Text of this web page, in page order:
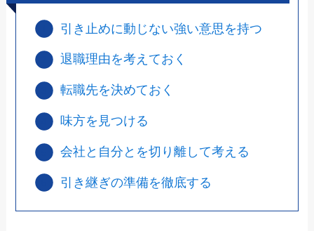
引き止めに動じない強い意思を持つ
退職理由を考えておく
転職先を決めておく
味方を見つける
会社と自分とを切り離して考える
引き継ぎの準備を徹底する